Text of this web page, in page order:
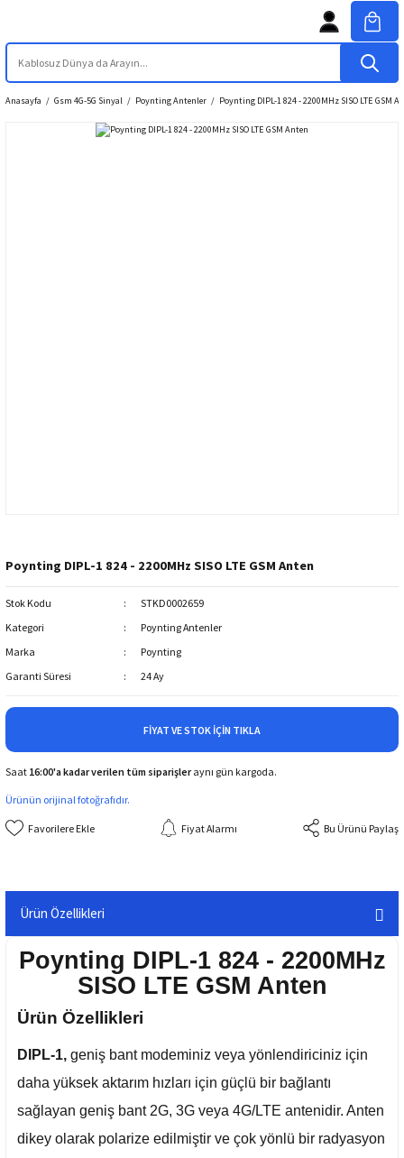
Anasayfa Gsm 4G-5G Sinyal Poynting Antenler Poynting DIPL-1 824 - 2200MHz SISO LTE GSM
Poynting DIPL-1 824 - 2200MHz SISO LTE GSM Anten
Stok Kodu
STKD0002659
Kategori
Poynting Antenler
Marka
Poynting
Garanti Süresi
24 Ay
FIYAT VE STOK İÇIN TIKLA
Saat 16:00'a kadar verilen tüm siparişleraynı gün kargoda.
Ürünün orijinal fotoğrafıdır.
Fiyat Alarmı Bu Ürünü Paylaş
Ürün Özellikleri
Poynting DIPL-1 824 - 2200MHz
SISO LTE GSM Anten
Ürün Özellikleri
DIPL-1, geniş bant modeminiz veya yönlendiriciniz için
daha yüksek aktarım hızları için güçlü bir bağlantı
sağlayan geniş bant 2G, 3G veya 4G/LTE antenidir. Anten
dikey olarak polarize edilmiştir ve çok yönlü bir radyasyon